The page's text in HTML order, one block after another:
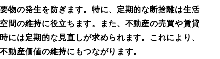
要物の発生を防ぎます。特に、定期的な断捨離は生活
空間の維持に役立ちます。また、不動産の売買や賃貸
時には定期的な見直しが求められます。これにより、
不動産価値の維持にもつながります。